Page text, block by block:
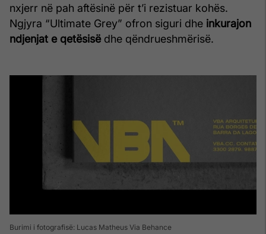
nxjerr në pah aftësinë për t’i rezistuar kohës.
Ngjyra “Ultimate Grey” ofron siguri dhe inkurajon
ndjenjat e qetësisë dhe qëndrueshmërisë.
Burimi i fotografisë: Lucas Matheus Via Behance